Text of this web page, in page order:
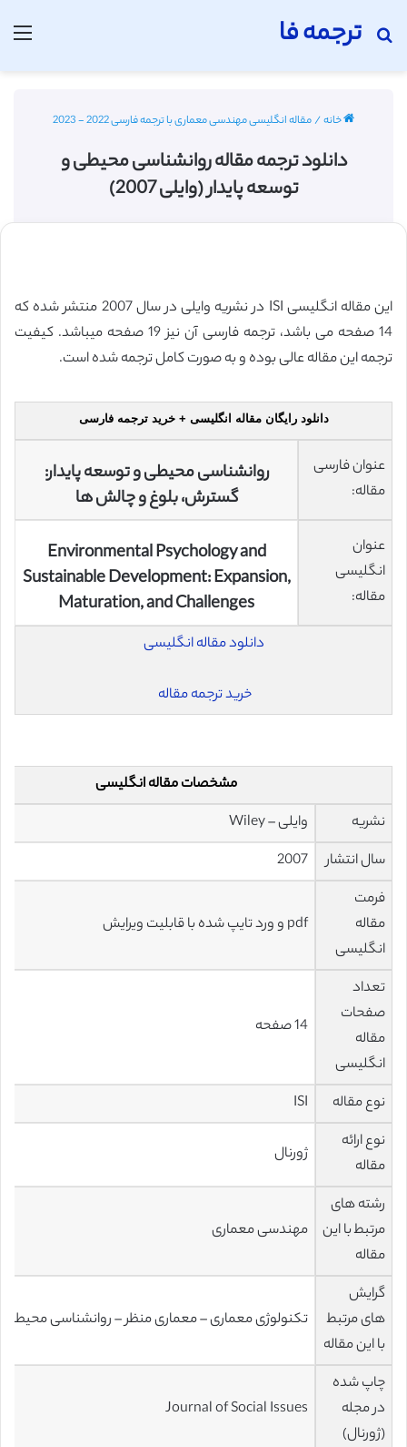
ترجمه فا
جستجو برای
خانه/مقاله انگلیسی مهندسی معماری با ترجمه فارسی 2022 - 2023
دانلود ترجمه مقاله روانشناسی محیطی و
توسعه پایدار (وایلی 2007)
این مقاله انگلیسی ISI در نشریه وایلی در سال 2007 منتشر شده که
14 صفحه می باشد، ترجمه فارسی آن نیز 19 صفحه میباشد. کیفیت
ترجمه این مقاله عالی بوده و به صورت کامل ترجمه شده است.
دانلود رایگان مقاله انگلیسی + خرید ترجمه فارسی
عنوان فارسی
مقاله:
روانشناسی محیطی و توسعه پایدار:
گسترش، بلوغ و چالش ها
عنوان
انگلیسی
مقاله:
Environmental Psychology and
Sustainable Development: Expansion,
Maturation, and Challenges
دانلود مقاله انگلیسی
خرید ترجمه مقاله
مشخصات مقاله انگلیسی
نشریه
وایلی – Wiley
سال انتشار
2007
فرمت
مقاله
انگلیسی
pdf و ورد تایپ شده با قابلیت ویرایش
تعداد
صفحات
مقاله
انگلیسی
14 صفحه
نوع مقاله
ISI
نوع ارائه
مقاله
ژورنال
رشته های
مرتبط با این
مقاله
مهندسی معماری
گرایش
های مرتبط
با این مقاله
تکنولوژی معماری – معماری منظر – روانشناسی محیطی
چاپ شده
در مجله
(ژورنال)
Journal of Social Issues